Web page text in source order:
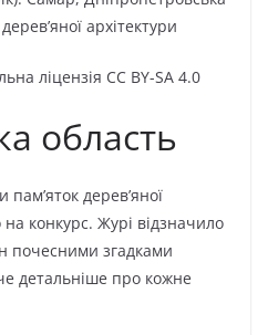
архітектури
ліцензія CC BY-SA 4.0
область
дерев’яної
конкурс. Журі відзначило
почесними згадками
детальніше про кожне